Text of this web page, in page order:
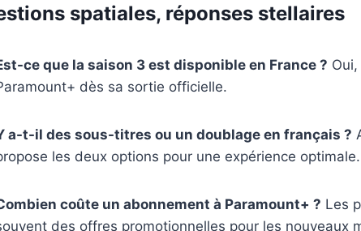
spatiales, réponses stellaires
ce que la saison 3 est disponible en France ?
dès sa sortie officielle.
a-t-il des sous-titres ou un doublage en français ?
les deux options pour une expérience optimale.
coûte un abonnement à Paramount+ ? Les
des offres promotionnelles pour les nouveaux